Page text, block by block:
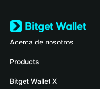
Acerca de nosotros
Bitget Wallet
Blog
Products
Crypto Card
Bitget Wallet X